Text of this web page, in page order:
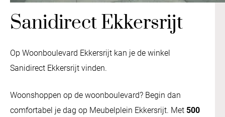
Sanidirect Ekkersrijt
Op Woonboulevard Ekkersrijt kan je de winkel
Sanidirect Ekkersrijt vinden.
Woonshoppen op de woonboulevard? Begin dan
comfortabel je dag op Meubelplein Ekkersrijt. Met 500